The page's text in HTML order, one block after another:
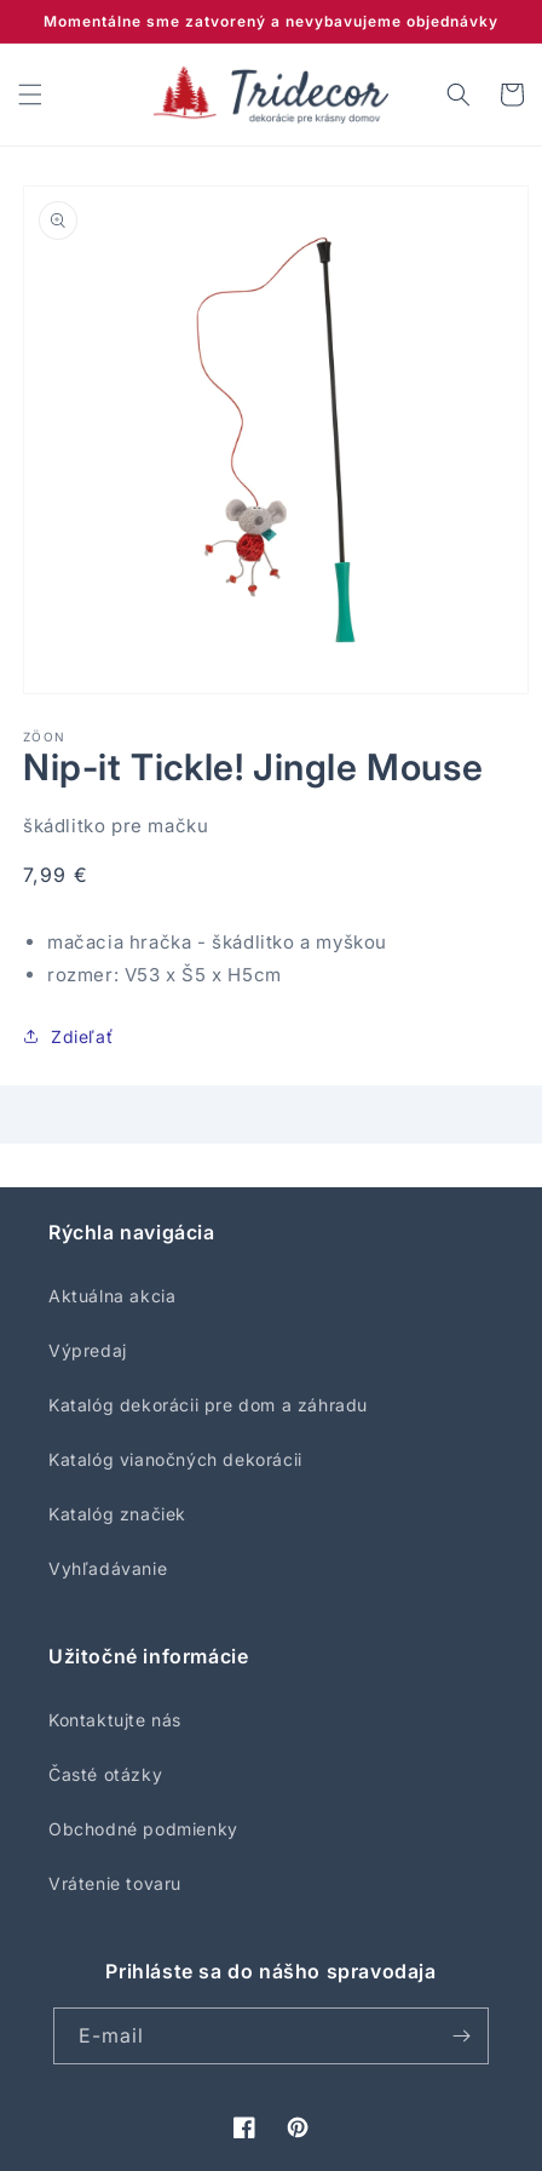
na
obsah
Momentálne sme zatvorený a nevybavujeme objednávky
Košík
o produkte
1
v
modálnom
ZÖON
Nip-it Tickle! Jingle Mouse
škádlitko pre mačku
Normálna
7,99 €
mačacia hračka - škádlitko a myškou
rozmer: V53 x Š5 x H5cm
Zdieľať
Rýchla navigácia
Aktuálna akcia
Výpredaj
Katalóg dekorácii pre dom a záhradu
Katalóg vianočných dekorácii
Katalóg značiek
Vyhľadávanie
Užitočné informácie
Kontaktujte nás
Časté otázky
Obchodné podmienky
Vrátenie tovaru
Prihláste sa do nášho spravodaja
E-mail
FacebookPinterest